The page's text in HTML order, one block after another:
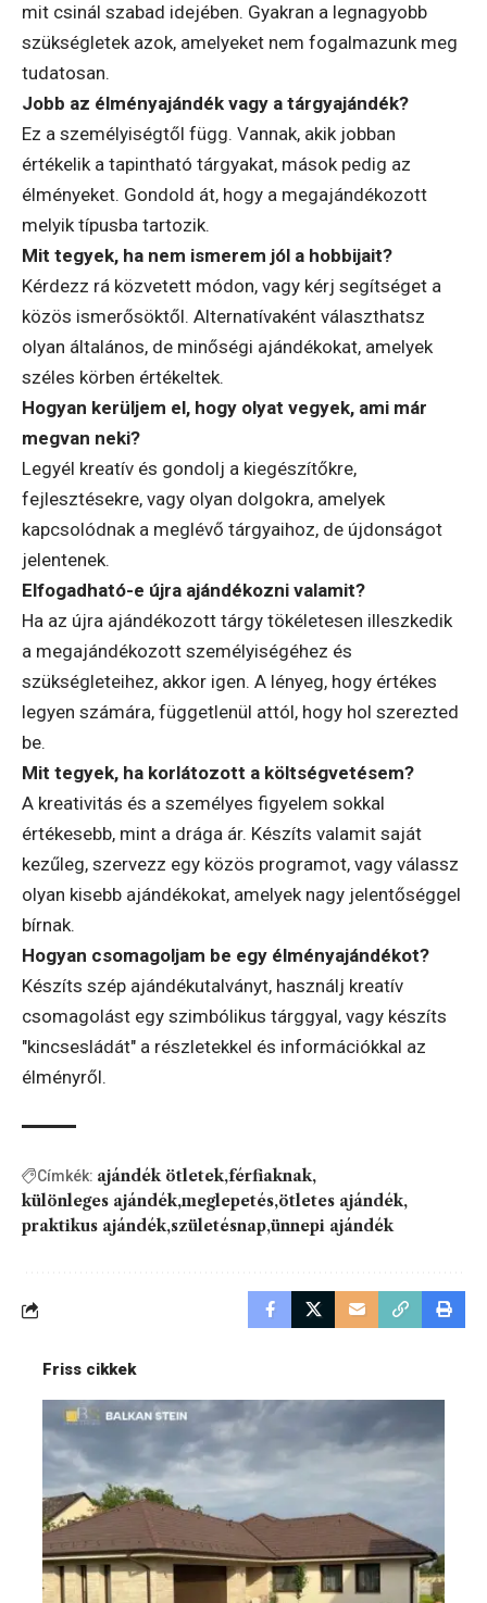
mit csinál szabad idejében. Gyakran a legnagyobb
szükségletek azok, amelyeket nem fogalmazunk meg
tudatosan.
Jobb az élményajándék vagy a tárgyajándék?
Ez a személyiségtől függ. Vannak, akik jobban
értékelik a tapintható tárgyakat, mások pedig az
élményeket. Gondold át, hogy a megajándékozott
melyik típusba tartozik.
Mit tegyek, ha nem ismerem jól a hobbijait?
Kérdezz rá közvetett módon, vagy kérj segítséget a
közös ismerősöktől. Alternatívaként választhatsz
olyan általános, de minőségi ajándékokat, amelyek
széles körben értékeltek.
Hogyan kerüljem el, hogy olyat vegyek, ami már
megvan neki?
Legyél kreatív és gondolj a kiegészítőkre,
fejlesztésekre, vagy olyan dolgokra, amelyek
kapcsolódnak a meglévő tárgyaihoz, de újdonságot
jelentenek.
Elfogadható-e újra ajándékozni valamit?
Ha az újra ajándékozott tárgy tökéletesen illeszkedik
a megajándékozott személyiségéhez és
szükségleteihez, akkor igen. A lényeg, hogy értékes
legyen számára, függetlenül attól, hogy hol szerezted
be.
Mit tegyek, ha korlátozott a költségvetésem?
A kreativitás és a személyes figyelem sokkal
értékesebb, mint a drága ár. Készíts valamit saját
kezűleg, szervezz egy közös programot, vagy válassz
olyan kisebb ajándékokat, amelyek nagy jelentőséggel
bírnak.
Hogyan csomagoljam be egy élményajándékot?
Készíts szép ajándékutalványt, használj kreatív
csomagolást egy szimbólikus tárggyal, vagy készíts
"kincsesládát" a részletekkel és információkkal az
élményről.
Címkék: ajándék ötletek férfiaknak
különleges ajándék meglepetés ötletes ajándék
praktikus ajándék születésnap ünnepi ajándék
Friss cikkek